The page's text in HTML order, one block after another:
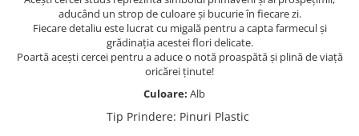
aducând un strop de culoare și bucurie în fiecare zi.
Fiecare detaliu este lucrat cu migală pentru a capta farmecul și
grădinația acestei flori delicate.
Poartă acești cercei pentru a aduce o notă proaspătă și plină de viață
oricărei ținute!
Culoare: Alb
Tip Prindere: Pinuri Plastic